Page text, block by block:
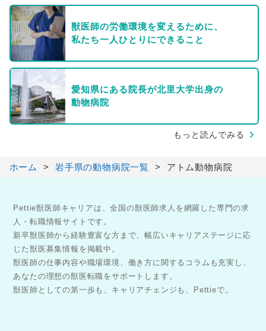
獣医師の労働環境を変えるために、
私たち一人ひとりにできること
愛知県にある院長が北里大学出身の
動物病院
もっと読んでみる
ホーム 岩手県の動物病院一覧 アトム動物病院
Pettie獣医師キャリアは、全国の獣医師求人を網羅した専門の求
人・転職情報サイトです。
新卒獣医師から経験豊富な方まで、幅広いキャリアステージに応
じた獣医募集情報を掲載中。
獣医師の仕事内容や職場環境、働き方に関するコラムも充実し、
あなたの理想の獣医転職をサポートします。
獣医師としての第一歩も、キャリアチェンジも、Pettieで。